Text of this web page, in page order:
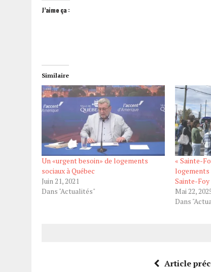
J’aime ça :
Similaire
Un «urgent besoin» de logements
sociaux à Québec
Juin 21, 2021
Dans "Actualités"
« Sainte-
logements
Sainte-Foy
Mai 22,
Dans
Article